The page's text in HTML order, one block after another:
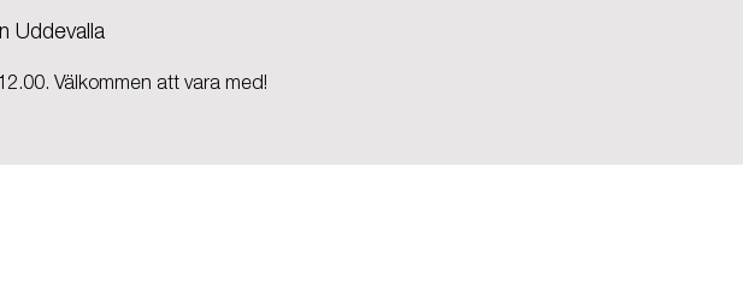
Uddevalla
Välkommen att vara med!